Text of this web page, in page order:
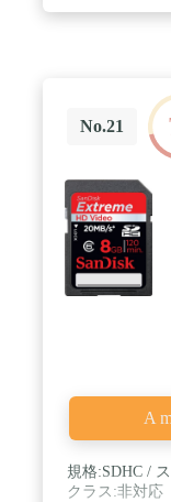
No.21
規格:SDHC /
クラス:非対応